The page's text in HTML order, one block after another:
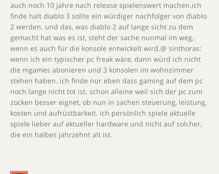
auch noch 10 jahre nach release spielenswert machen.ich
finde halt diablo 3 sollte ein würdiger nachfolger von diablo
2 werden. und das, was diablo 2 auf lange sicht zu dem
gemacht hat was es ist, steht der sache nunmal im weg,
wenn es auch für die konsole entwickelt wird.@ sinthoras:
wenn ich ein typischer pc freak wäre, dann würd ich nicht
die mgames abonieren und 3 konsolen im wohnzimmer
stehen haben. ich finde nur eben dass gaming auf dem pc
noch lange nicht tot ist. schon alleine weil sich der pc zum
zocken besser eignet, ob nun in sachen steuerung, leistung,
kosten und aufrüstbarkeit. ich persönlich spiele aktuelle
spiele lieber auf aktueller hardware und nicht auf solcher,
die ein halbes jahrzehnt alt ist.